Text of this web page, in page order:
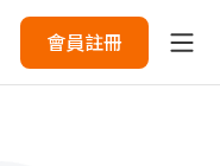
會員註冊